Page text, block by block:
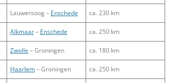
Lauwersoog – Enschede ca. 230 km
Alkmaar– Enschede ca. 250 km
Zwolle – Groningen ca. 180 km
Haarlem– Groningen ca. 250 km